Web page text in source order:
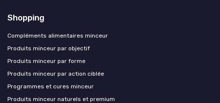
Shopping
Compléments alimentaires minceur
Produits minceur par objectif
Produits minceur par forme
Produits minceur par action ciblée
Programmes et cures minceur
Produits minceur naturels et premium